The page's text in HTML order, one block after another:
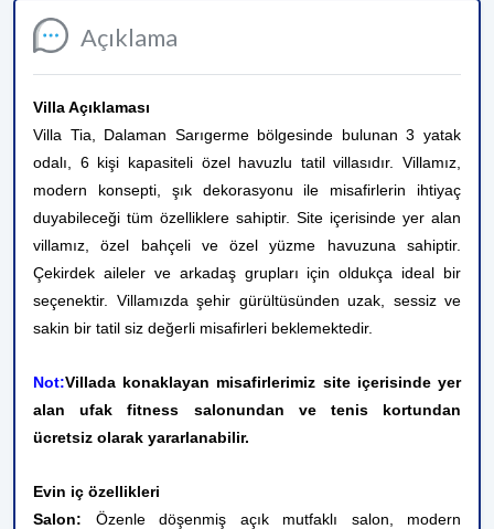
Açıklama
Villa Açıklaması
Villa Tia, Dalaman Sarıgerme bölgesinde bulunan 3 yatak
odalı, 6 kişi kapasiteli özel havuzlu tatil villasıdır. Villamız,
modern konsepti, şık dekorasyonu ile misafirlerin ihtiyaç
duyabileceği tüm özelliklere sahiptir. Site içerisinde yer alan
villamız, özel bahçeli ve özel yüzme havuzuna sahiptir.
Çekirdek aileler ve arkadaş grupları için oldukça ideal bir
seçenektir. Villamızda şehir gürültüsünden uzak, sessiz ve
sakin bir tatil siz değerli misafirleri beklemektedir.
Not:Villada konaklayan misafirlerimiz site içerisinde yer
alan ufak fitness salonundan ve tenis kortundan
ücretsiz olarak yararlanabilir.
Evin iç özellikleri
Salon: Özenle döşenmiş açık mutfaklı salon, modern